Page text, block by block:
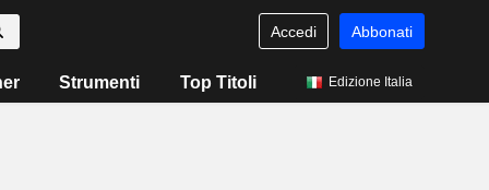
Accedi Abbonati
Strumenti Top Titoli Edizione Italia